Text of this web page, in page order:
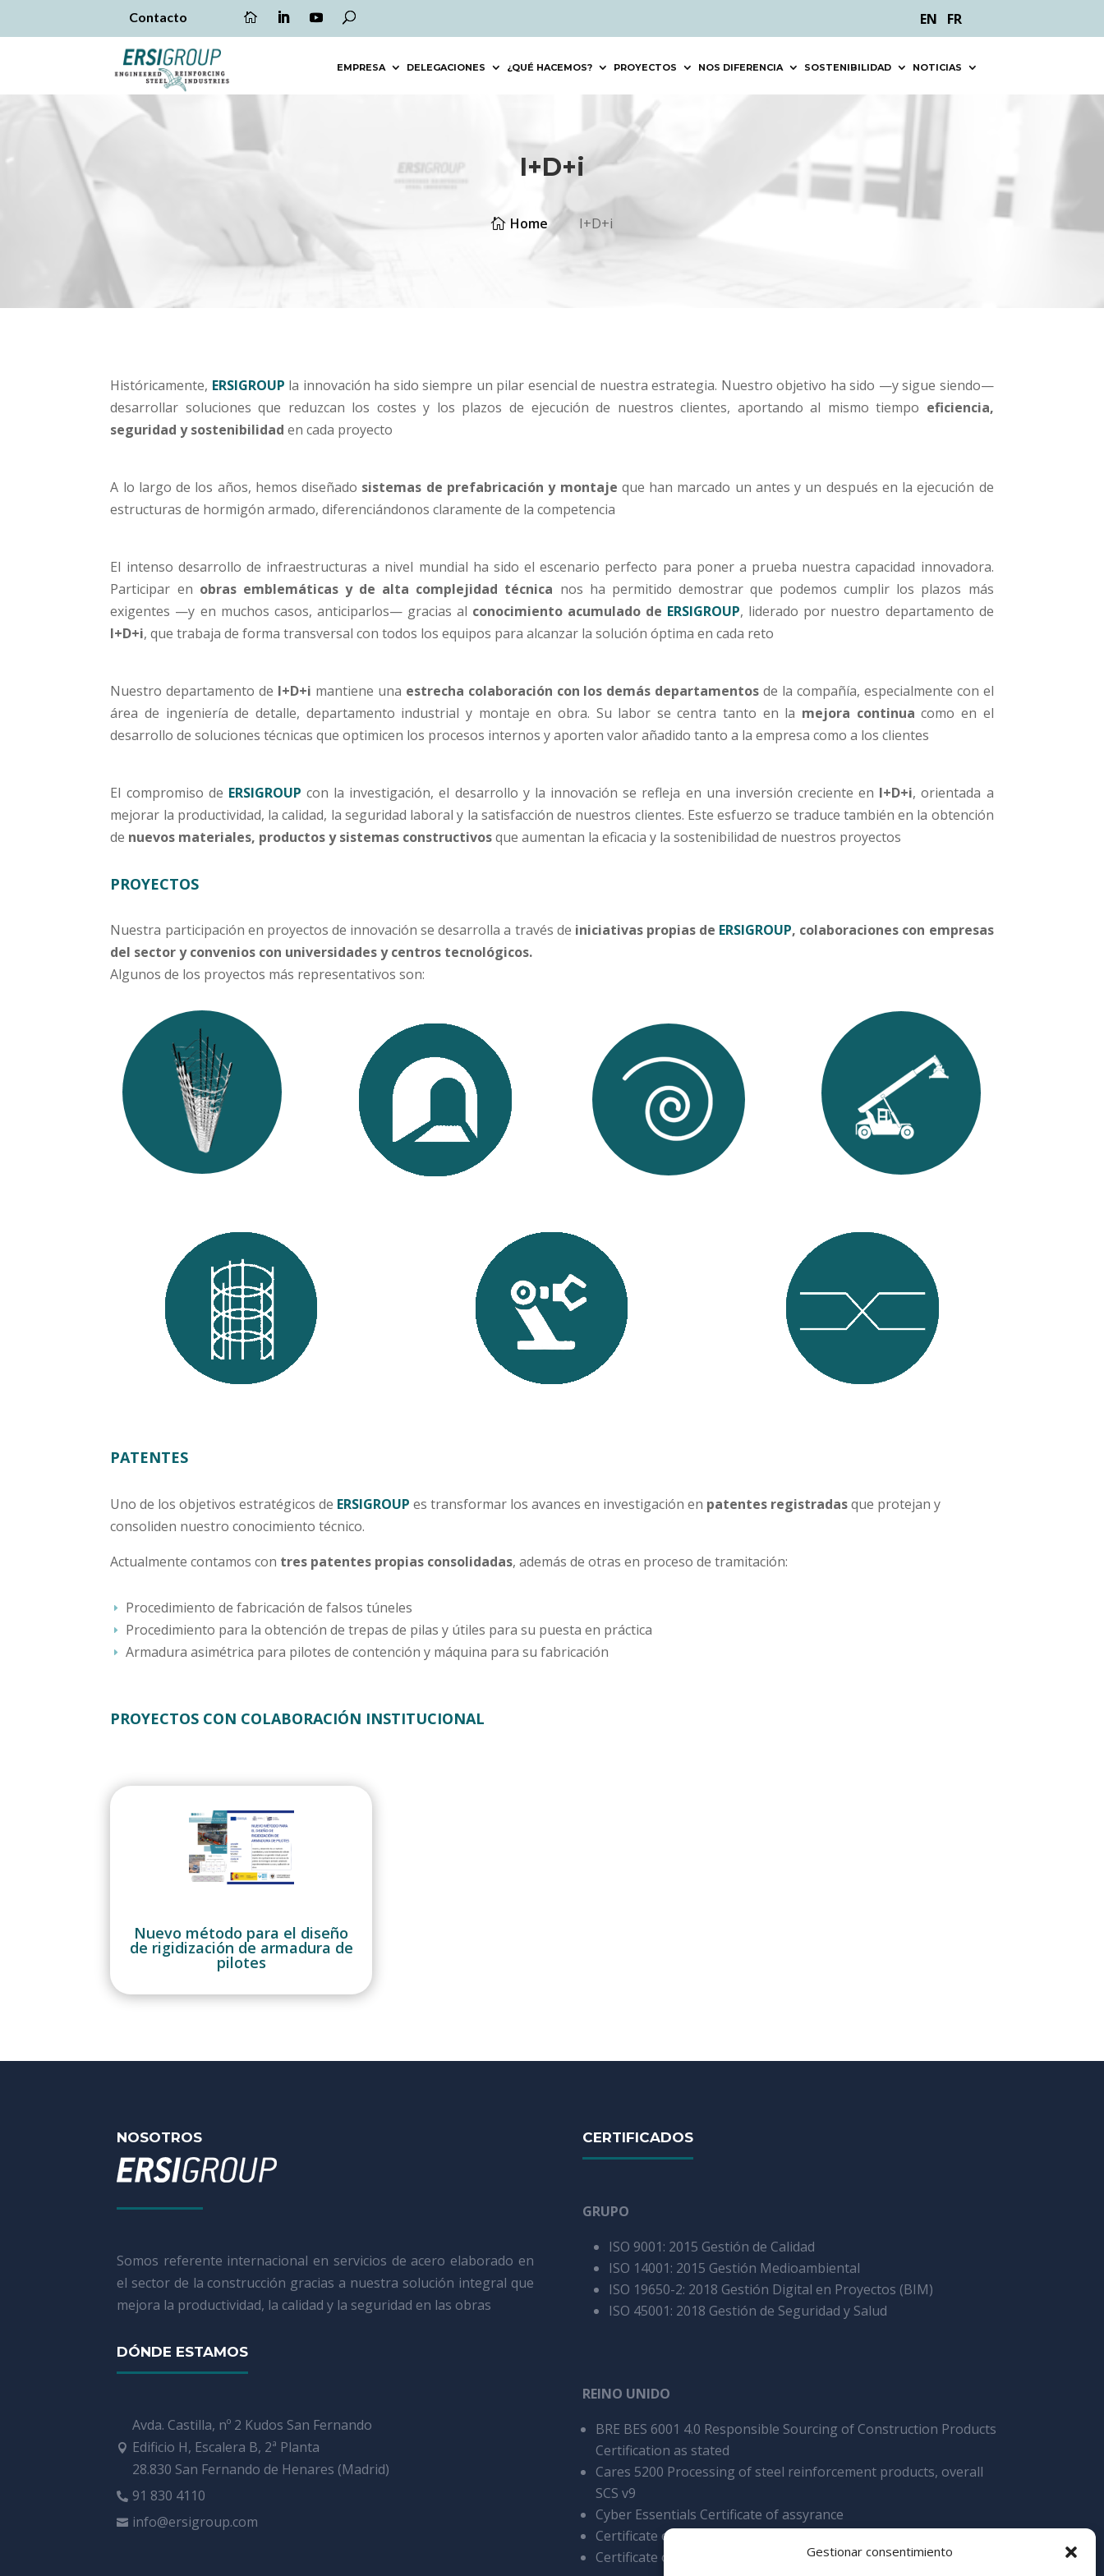
Gestionar consentimiento
EMPRESA DELEGACIONES ¿QUÉ HACEMOS? PROYECTOS NOS DIFERENCIA SOSTENIBILIDAD NOTICIAS
Contacto EN FR
I+D+i
 Home I+D+i
Históricamente, ERSIGROUP la innovación ha sido siempre un pilar esencial de nuestra estrategia. Nuestro objetivo ha sido —y sigue siendo—
desarrollar soluciones que reduzcan los costes y los plazos de ejecución de nuestros clientes, aportando al mismo tiempo eficiencia,
seguridad y sostenibilidad en cada proyecto
A lo largo de los años, hemos diseñado sistemas de prefabricación y montaje que han marcado un antes y un después en la ejecución de
estructuras de hormigón armado, diferenciándonos claramente de la competencia
El intenso desarrollo de infraestructuras a nivel mundial ha sido el escenario perfecto para poner a prueba nuestra capacidad innovadora.
Participar en obras emblemáticas y de alta complejidad técnica nos ha permitido demostrar que podemos cumplir los plazos más
exigentes —y en muchos casos, anticiparlos— gracias al conocimiento acumulado de ERSIGROUP, liderado por nuestro departamento de
I+D+i, que trabaja de forma transversal con todos los equipos para alcanzar la solución óptima en cada reto
Nuestro departamento de I+D+i mantiene una estrecha colaboración con los demás departamentos de la compañía, especialmente con el
área de ingeniería de detalle, departamento industrial y montaje en obra. Su labor se centra tanto en la mejora continua como en el
desarrollo de soluciones técnicas que optimicen los procesos internos y aporten valor añadido tanto a la empresa como a los clientes
El compromiso de ERSIGROUP con la investigación, el desarrollo y la innovación se refleja en una inversión creciente en I+D+i, orientada a
mejorar la productividad, la calidad, la seguridad laboral y la satisfacción de nuestros clientes. Este esfuerzo se traduce también en la obtención
de nuevos materiales, productos y sistemas constructivosque aumentan la eficacia y la sostenibilidad de nuestros proyectos
PROYECTOS
Nuestra participación en proyectos de innovación se desarrolla a través de iniciativas propias de ERSIGROUP, colaboraciones con empresas
del sector y convenios con universidades y centros tecnológicos.
Algunos de los proyectos más representativos son:
Tecnología aplicada al
montaje de armaduras en
estructuras de hormigón
armado situadas en zonas de
alto riego sísmico
Desarrollo de útil de montaje
armadura pasiva en túneles
reforzados
Desarrollo nuevos sistemas
de prefabricación de cajones
prefabricados para túneles
sumergidos
Desarrollo de moldes de
armado con metodología
para el montaje y encofrado
de armaduras de acero
Nuevo procedimiento de fabricación
industrializada de armaduras dobles
concéntricas para pilotes
Desarrollo de útil y metodología para la
elevación de prefabricados
Nuevo método para el diseño de los
refuerzos en jaulas de muros pantalla
PATENTES
Uno de los objetivos estratégicos de ERSIGROUP es transformar los avances en investigación en patentes registradasque protejan y
consoliden nuestro conocimiento técnico.
Actualmente contamos con tres patentes propias consolidadas, además de otras en proceso de tramitación:
E Procedimiento de fabricación de falsos túneles
E Procedimiento para la obtención de trepas de pilas y útiles para su puesta en práctica
E Armadura asimétrica para pilotes de contención y máquina para su fabricación
PROYECTOS CON COLABORACIÓN INSTITUCIONAL
Nuevo método para el diseño
de rigidización de armadura de
pilotes
NOSOTROS
Somos referente internacional en servicios de acero elaborado en
el sector de la construcción gracias a nuestra solución integral que
mejora la productividad, la calidad y la seguridad en las obras
DÓNDE ESTAMOS

Avda. Castilla, nº 2 Kudos San Fernando
Edificio H, Escalera B, 2ª Planta
28.830 San Fernando de Henares (Madrid)
 91 830 4110
 info@ersigroup.com
CERTIFICADOS
GRUPO
ISO 9001: 2015 Gestión de Calidad
ISO 14001: 2015 Gestión Medioambiental
ISO 19650-2: 2018 Gestión Digital en Proyectos (BIM)
ISO 45001: 2018 Gestión de Seguridad y Salud
REINO UNIDO
BRE BES 6001 4.0 Responsible Sourcing of Construction Products
Certification as stated
Cares 5200 Processing of steel reinforcement products, overall
SCS v9
Cyber Essentials Certificate of assyrance
Certificate of Acreditation Stamdard 2025
Certificate of Accreditation Elite 2025